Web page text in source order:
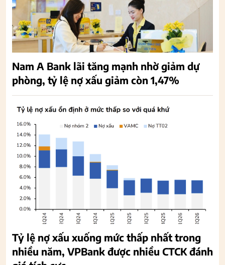
Nam A Bank lãi tăng mạnh nhờ giảm dự
phòng, tỷ lệ nợ xấu giảm còn 1,47%
Tỷ lệ nợ xấu xuống mức thấp nhất trong
nhiều năm, VPBank được nhiều CTCK đánh